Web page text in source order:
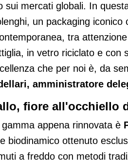
sui mercati globali. In
un packaging iconico
tra
in vetro riciclato e con
che per noi è, da
amministratore
fiore all'occhiello
gamma appena rinnovata è
biodinamico ottenuto
a freddo con metodi